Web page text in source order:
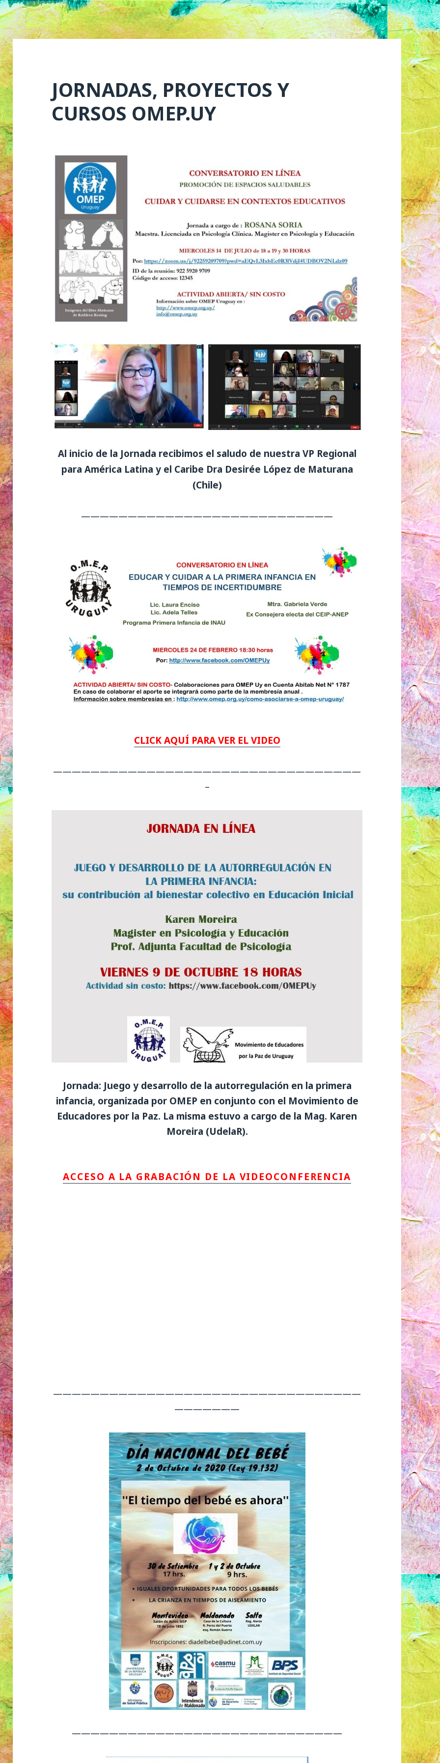
JORNADAS, PROYECTOS Y
CURSOS OMEP.UY
Al inicio de la Jornada recibimos el saludo de nuestra VP Regional
para América Latina y el Caribe Dra Desirée López de Maturana
(Chile)
———————————————————————————
CLICK AQUÍ PARA VER EL VIDEO
—————————————————————————————————
–
Jornada: Juego y desarrollo de la autorregulación en la primera
infancia, organizada por OMEP en conjunto con el Movimiento de
Educadores por la Paz. La misma estuvo a cargo de la Mag. Karen
Moreira (UdelaR).
ACCESO A LA GRABACIÓN DE LA VIDEOCONFERENCIA
—————————————————————————————————
———————
—————————————————————————————